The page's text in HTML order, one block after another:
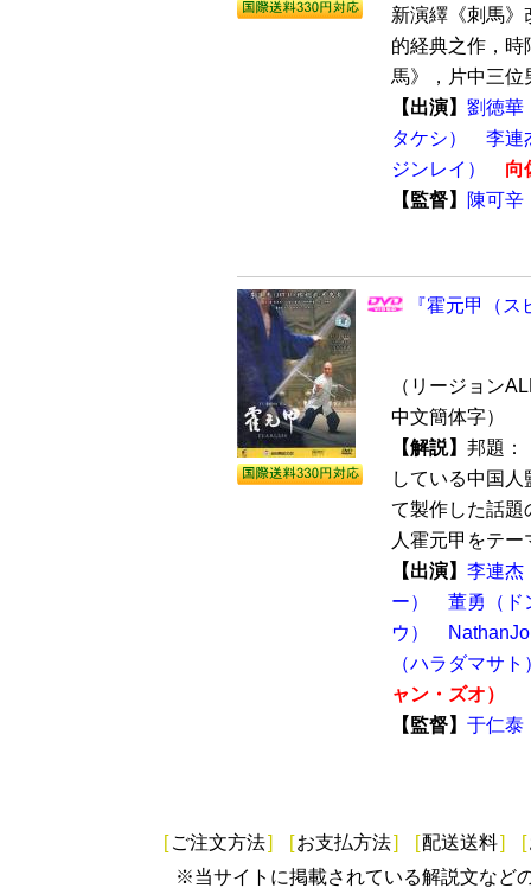
新演繹《刺馬》
的経典之作，時
馬》，片中三位
【出演】 劉徳華
タケシ）
李連
ジンレイ）
向
【監督】
陳可辛
『霍元甲（
（リージョン
中文簡体字）
【解説】 邦題：
している中国
て製作した話題
人霍元甲をテー
【出演】 李連杰
ー）
董勇（ド
ウ）
（ハラダマサト
ャン・ズオ）
【監督】 于仁泰
[ ご注文方法] [お支払方法] [配送送料] [
※当サイトに掲載されている解説文など